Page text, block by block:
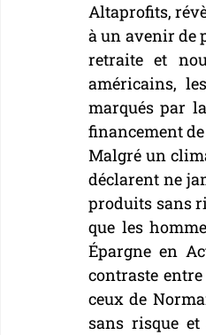
Altaprofits,
à un avenir de
retraite et
américains,
marqués par
financement
Malgré un
déclarent ne
produits sans
que les
Épargne en
contraste
ceux de
sans risque et